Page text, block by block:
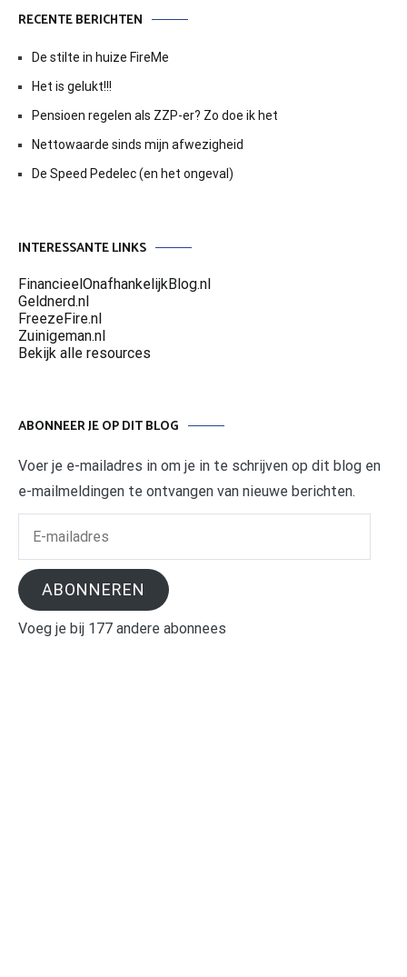
RECENTE BERICHTEN
De stilte in huize FireMe
Het is gelukt!!!
Pensioen regelen als ZZP-er? Zo doe ik het
Nettowaarde sinds mijn afwezigheid
De Speed Pedelec (en het ongeval)
INTERESSANTE LINKS
FinancieelOnafhankelijkBlog.nl
Geldnerd.nl
FreezeFire.nl
Zuinigeman.nl
Bekijk alle resources
ABONNEER JE OP DIT BLOG
Voer je e-mailadres in om je in te schrijven op dit blog en
e-mailmeldingen te ontvangen van nieuwe berichten.
ABONNEREN
Voeg je bij 177 andere abonnees